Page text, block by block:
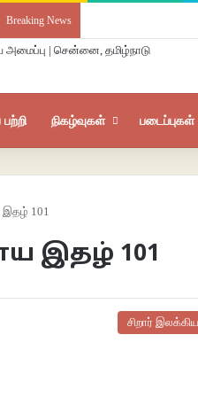
Breaking News
நிகழ்வுகள் படைப்புகள்
101
இதழ் 101
சிறார்